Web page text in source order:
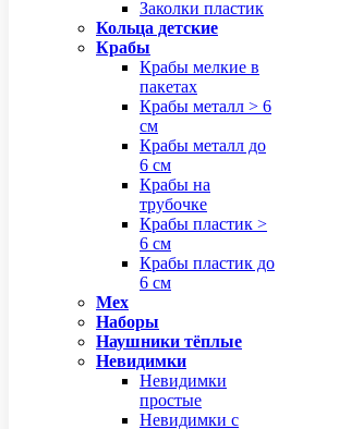
Заколки пластик
Кольца детские
Крабы
Крабы мелкие в
пакетах
Крабы металл > 6
см
Крабы металл до
6 см
Крабы на
трубочке
Крабы пластик >
6 см
Крабы пластик до
6 см
Мех
Наборы
Наушники тёплые
Невидимки
Невидимки
простые
Невидимки с